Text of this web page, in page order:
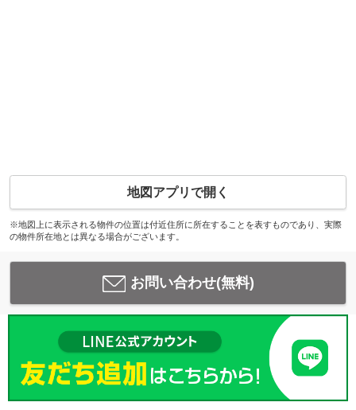
地図アプリで開く
※地図上に表示される物件の位置は付近住所に所在することを表すものであり、実際
の物件所在地とは異なる場合がございます。
お問い合わせ(無料)